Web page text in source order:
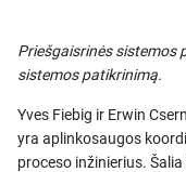
Priešgaisrinės sistemos
sistemos patikrinimą.
Yves Fiebig ir Erwin
yra aplinkosaugos
proceso inžinierius.